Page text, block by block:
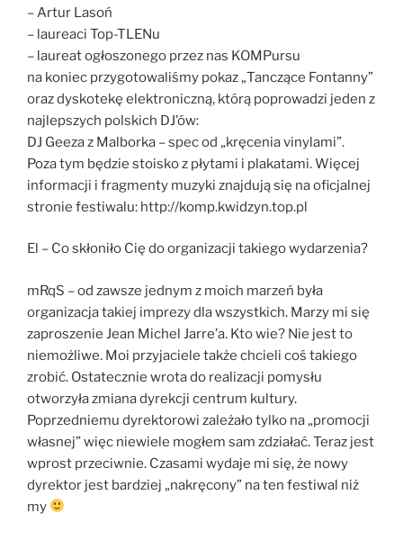
– Artur Lasoń
– laureaci Top-TLENu
– laureat ogłoszonego przez nas KOMPursu
na koniec przygotowaliśmy pokaz „Tanczące Fontanny”
oraz dyskotekę elektroniczną, którą poprowadzi jeden z
najlepszych polskich DJ’ów:
DJ Geeza z Malborka – spec od „kręcenia vinylami”.
Poza tym będzie stoisko z płytami i plakatami. Więcej
informacji i fragmenty muzyki znajdują się na oficjalnej
stronie festiwalu: http://komp.kwidzyn.top.pl
El – Co skłoniło Cię do organizacji takiego wydarzenia?
mRqS – od zawsze jednym z moich marzeń była
organizacja takiej imprezy dla wszystkich. Marzy mi się
zaproszenie Jean Michel Jarre’a. Kto wie? Nie jest to
niemożliwe. Moi przyjaciele także chcieli coś takiego
zrobić. Ostatecznie wrota do realizacji pomysłu
otworzyła zmiana dyrekcji centrum kultury.
Poprzedniemu dyrektorowi zależało tylko na „promocji
własnej” więc niewiele mogłem sam zdziałać. Teraz jest
wprost przeciwnie. Czasami wydaje mi się, że nowy
dyrektor jest bardziej „nakręcony” na ten festiwal niż
my